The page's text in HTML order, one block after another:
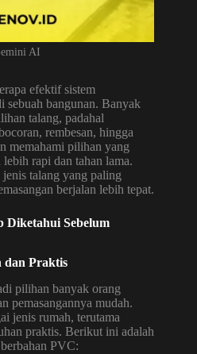
AI
efektif sistem
sebuah bangunan. Banyak
talang, padahal
rembesan, hingga
memahami pilihan yang
lebih rapi dan tahan lama.
talang yang paling
berjalan lebih tepat.
Diketahui Sebelum
dan Praktis
pilihan banyak orang
pemasangannya mudah.
jenis rumah, terutama
praktis. Berikut ini adalah
PVC: